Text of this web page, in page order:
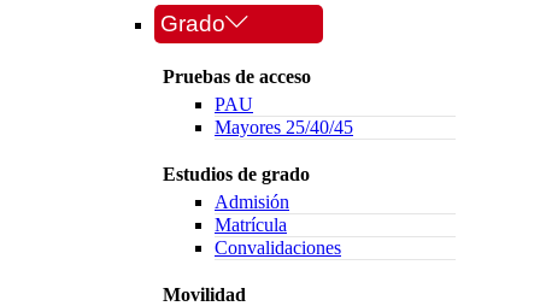
Grado
Pruebas de acceso
PAU
Mayores 25/40/45
Estudios de grado
Admisión
Matrícula
Convalidaciones
Movilidad